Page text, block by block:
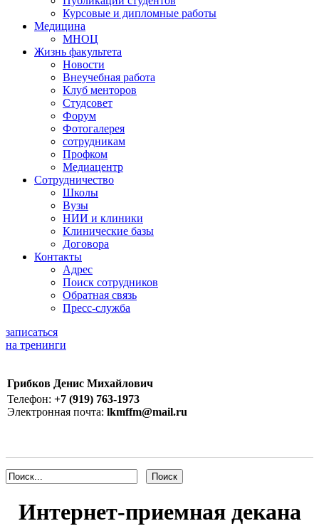
Курсовые и дипломные работы
Медицина
МНОЦ
Жизнь факультета
Новости
Внеучебная работа
Клуб менторов
Студсовет
Форум
Фотогалерея
сотрудникам
Профком
Медиацентр
Сотрудничество
Школы
Вузы
НИИ и клиники
Клинические базы
Договора
Контакты
Адрес
Поиск сотрудников
Обратная связь
Пресс-служба
записаться
на тренинги
Грибков Денис Михайлович
Телефон: +7 (919) 763-1973
Электронная почта: lkmffm@mail.ru
Интернет-приемная декана